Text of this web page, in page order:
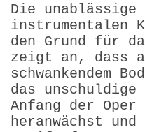
Die unablässige
instrumentalen
den Grund für
zeigt an, dass
schwankendem
das unschuldige
Anfang der
heranwächst und